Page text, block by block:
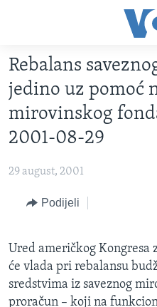
glavni
sadržaj
Pređi
na
glavnu
Idi
pretragu
FOTOGRAFIJE DANA
SJEDINJENE AMERIČKE
BOSNA I HERCEGOVINA
NAUKA I TEHNOLOGIJA
SPECIJALNI PROJEKTI
SLOBODA MEDIJA
ŽENSKA STRANA
Rebalans
jedino uz pomoć
mirovinskog
2001-08-29
29 august, 2001
Podijeli
Ured američkog Kongresa
će vlada pri rebalansu
sredstvima iz saveznog
proračun – koji na